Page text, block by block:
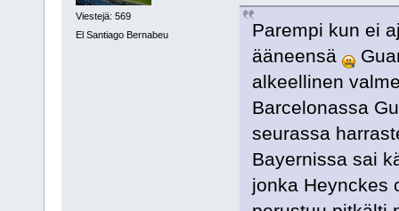
Viestejä: 569
El Santiago Bernabeu
Parempi kun ei
ääneensä
alkeellinen
Barcelonassa
seurassa
Bayernissa sai
jonka Heynckes